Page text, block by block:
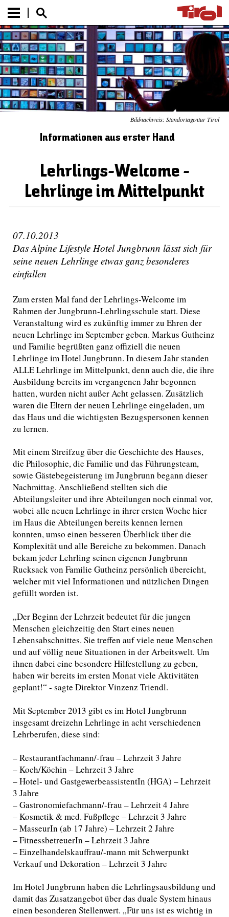
Bildnachweis: Standortagentur Tirol
Informationen aus erster Hand
Lehrlings-Welcome -
Lehrlinge im Mittelpunkt
07.10.2013
Das Alpine Lifestyle Hotel Jungbrunn lässt sich für
seine neuen Lehrlinge etwas ganz besonderes
einfallen
Zum ersten Mal fand der Lehrlings-Welcome im
Rahmen der Jungbrunn-Lehrlingsschule statt. Diese
Veranstaltung wird es zukünftig immer zu Ehren der
neuen Lehrlinge im September geben. Markus Gutheinz
und Familie begrüßten ganz offiziell die neuen
Lehrlinge im Hotel Jungbrunn. In diesem Jahr standen
ALLE Lehrlinge im Mittelpunkt, denn auch die, die ihre
Ausbildung bereits im vergangenen Jahr begonnen
hatten, wurden nicht außer Acht gelassen. Zusätzlich
waren die Eltern der neuen Lehrlinge eingeladen, um
das Haus und die wichtigsten Bezugspersonen kennen
zu lernen.
Mit einem Streifzug über die Geschichte des Hauses,
die Philosophie, die Familie und das Führungsteam,
sowie Gästebegeisterung im Jungbrunn begann dieser
Nachmittag. Anschließend stellten sich die
Abteilungsleiter und ihre Abteilungen noch einmal vor,
wobei alle neuen Lehrlinge in ihrer ersten Woche hier
im Haus die Abteilungen bereits kennen lernen
konnten, umso einen besseren Überblick über die
Komplexität und alle Bereiche zu bekommen. Danach
bekam jeder Lehrling seinen eigenen Jungbrunn
Rucksack von Familie Gutheinz persönlich übereicht,
welcher mit viel Informationen und nützlichen Dingen
gefüllt worden ist.
„Der Beginn der Lehrzeit bedeutet für die jungen
Menschen gleichzeitig den Start eines neuen
Lebensabschnittes. Sie treffen auf viele neue Menschen
und auf völlig neue Situationen in der Arbeitswelt. Um
ihnen dabei eine besondere Hilfestellung zu geben,
haben wir bereits im ersten Monat viele Aktivitäten
geplant!“ - sagte Direktor Vinzenz Triendl.
Mit September 2013 gibt es im Hotel Jungbrunn
insgesamt dreizehn Lehrlinge in acht verschiedenen
Lehrberufen, diese sind:
– Restaurantfachmann/-frau – Lehrzeit 3 Jahre
– Koch/Köchin – Lehrzeit 3 Jahre
– Hotel- und GastgewerbeassistentIn (HGA) – Lehrzeit
3 Jahre
– Gastronomiefachmann/-frau – Lehrzeit 4 Jahre
– Kosmetik & med. Fußpflege – Lehrzeit 3 Jahre
– MasseurIn (ab 17 Jahre) – Lehrzeit 2 Jahre
– FitnessbetreuerIn – Lehrzeit 3 Jahre
– Einzelhandelskauffrau/-mann mit Schwerpunkt
Verkauf und Dekoration – Lehrzeit 3 Jahre
Im Hotel Jungbrunn haben die Lehrlingsausbildung und
damit das Zusatzangebot über das duale System hinaus
einen besonderen Stellenwert. „Für uns ist es wichtig in